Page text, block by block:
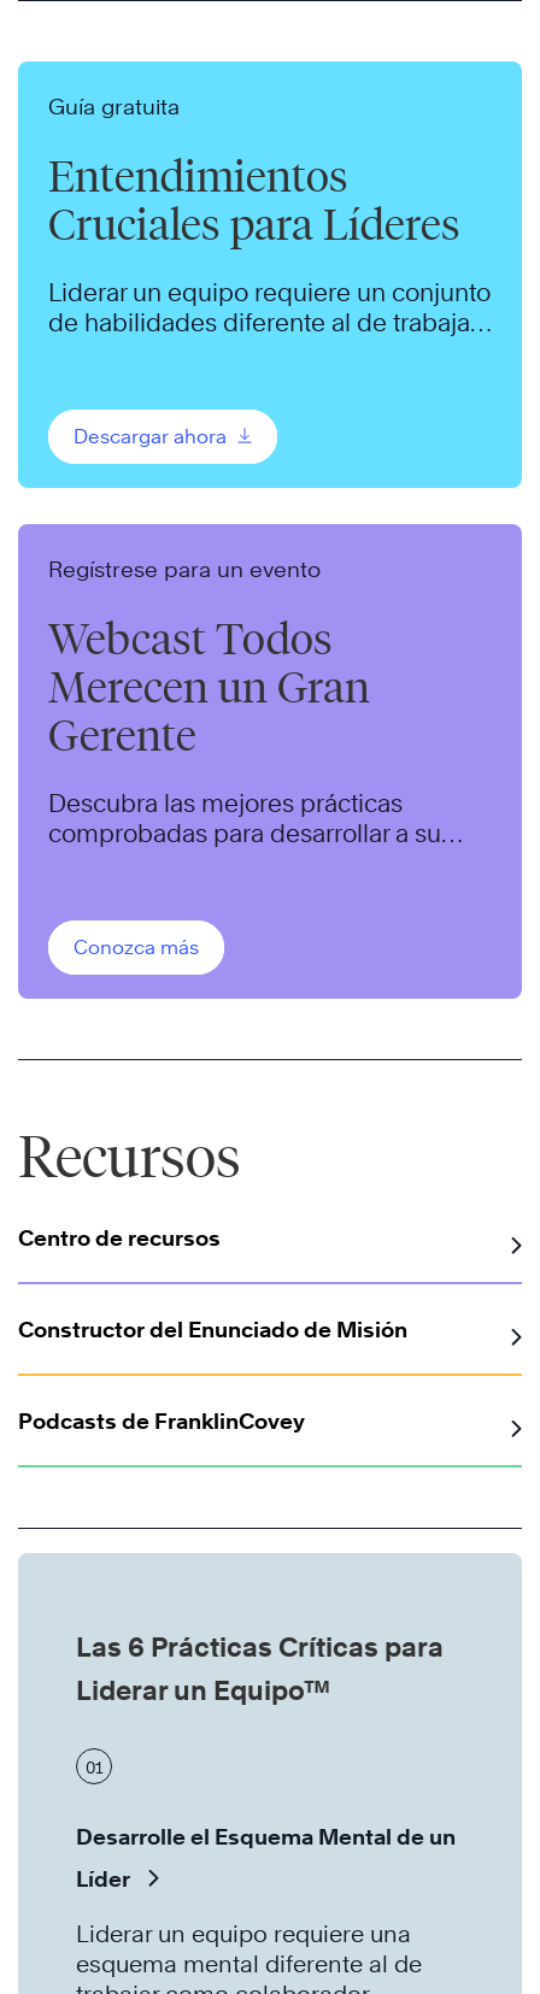
Guía gratuita
Entendimientos
Cruciales para Líderes
Liderar un equipo requiere un conjunto
de habilidades diferente al de trabajar
Descargar ahora
Regístrese para un evento
Webcast Todos
Merecen un Gran
Gerente
Descubra las mejores prácticas
comprobadas para desarrollar a su
Conozca más
Recursos
Centro de recursos
Constructor del Enunciado de Misión
Podcasts de FranklinCovey
Las 6 Prácticas Críticas para
Liderar un Equipo™
01
Desarrolle el Esquema Mental de un
Líder
Liderar un equipo requiere una
esquema mental diferente al de